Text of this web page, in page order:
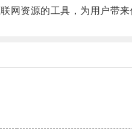
资源的工具，为用户带来